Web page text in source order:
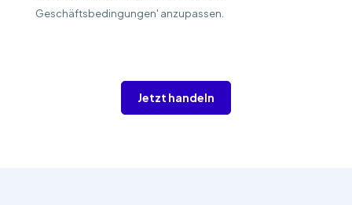
Geschäftsbedingungen' anzupassen.
Jetzt handeln